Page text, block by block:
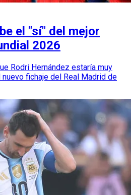
el "sí" del mejor
2026
Rodri Hernández estaría muy
fichaje del Real Madrid de